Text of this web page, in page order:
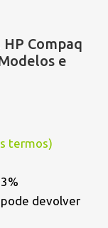
Compaq
e
termos)
devolver